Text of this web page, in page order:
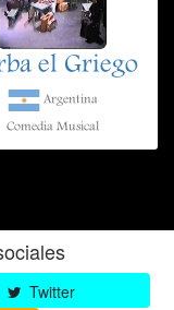
el Griego
Argentina
Comedia Musical
Twitter